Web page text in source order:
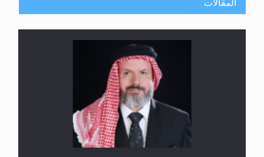
إتمام حفظ القرآن الكريم لثلاثة طلاب من مدرسة الحفظ
المقالات